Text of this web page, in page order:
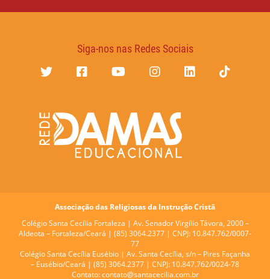
Siga-nos nas Redes Sociais
Associação das Religiosas da Instrução Cristã
Colégio Santa Cecília Fortaleza | Av. Senador Virgílio Távora, 2000 –
Aldeota – Fortaleza/Ceará | (85) 3064.2377 | CNPJ: 10.847.762/0007-
77
Colégio Santa Cecília Eusébio | Av. Santa Cecília, s/n – Pires Façanha
– Eusébio/Ceará | (85) 3064.2377 | CNPJ: 10.847.762/0024-78
Contato: contato@santacecilia.com.br